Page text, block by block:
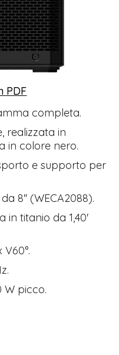
PDF
completa.
realizzata in
in colore nero.
e supporto per
8'' (WECA2088).
in titanio da 1,40'
W picco.